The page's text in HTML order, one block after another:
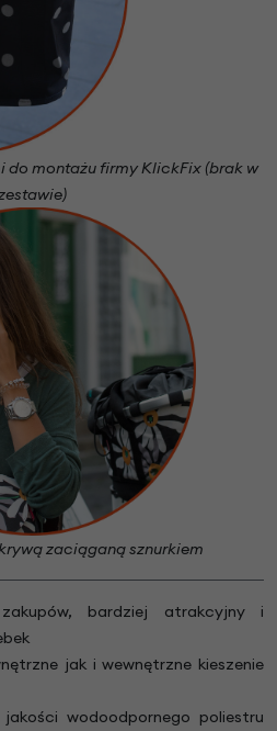
montażu firmy KlickFix (brak w
zaciąganą sznurkiem
bardziej atrakcyjny i
jak i wewnętrzne kieszenie
wodoodpornego poliestru